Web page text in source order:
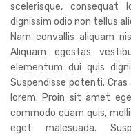
scelerisque, consequat
dignissim odio non tellus
Nam convallis aliquam
Aliquam egestas
elementum dui quis
Suspendisse potenti.
lorem. Proin sit amet
commodo quam quis,
eget malesuada.